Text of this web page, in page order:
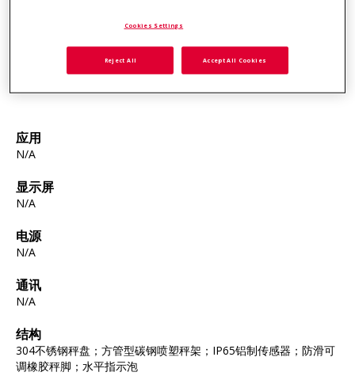
足了客户对基本工业应用的称量需求，
又可以帮助客户控制好预算。
应用
N/A
显示屏
N/A
电源
N/A
通讯
N/A
结构
304不锈钢秤盘；方管型碳钢喷塑秤架；IP65铝制传感器；防滑可
调橡胶秤脚；水平指示泡
Cookies Settings
Reject All Accept All Cookies